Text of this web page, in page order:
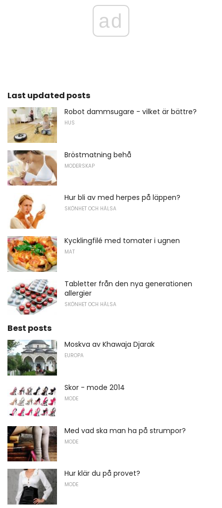
ad
Last updated posts
Robot dammsugare - vilket är bättre?
HUS
Bröstmatning behå
MODERSKAP
Hur bli av med herpes på läppen?
SKÖNHET OCH HÄLSA
Kycklingfilé med tomater i ugnen
MAT
Tabletter från den nya generationen
allergier
SKÖNHET OCH HÄLSA
Best posts
Moskva av Khawaja Djarak
EUROPA
Skor - mode 2014
MODE
Med vad ska man ha på strumpor?
MODE
Hur klär du på provet?
MODE